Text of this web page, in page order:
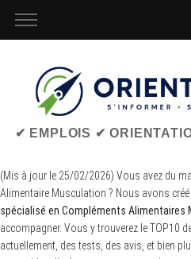
✔ EMPLOIS ✔
(Mis à jour le 25/02/2026) Vous avez du
Alimentaire Musculation ? Nous avons
spécialisé en Compléments Alimentaires
accompagner. Vous y trouverez le TOP10
actuellement, des tests, des avis, et bien